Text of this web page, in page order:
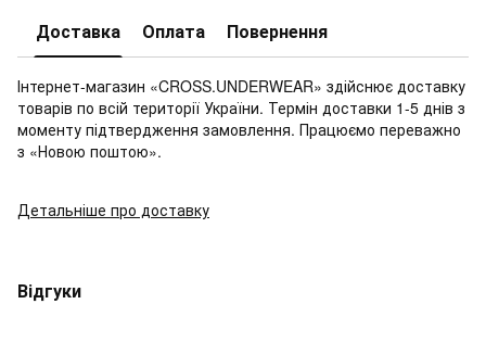
Доставка Оплата Повернення
Інтернет-магазин «CROSS.UNDERWEAR» здійснює доставку
товарів по всій території України. Термін доставки 1-5 днів з
моменту підтвердження замовлення. Працюємо переважно
з «Новою поштою».
Детальніше про доставку
Відгуки